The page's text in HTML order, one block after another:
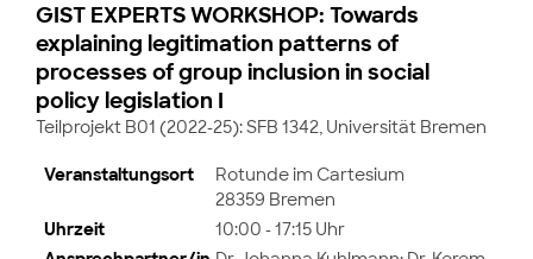
GIST EXPERTS WORKSHOP: Towards
explaining legitimation patterns of
processes of group inclusion in social
policy legislation I
Teilprojekt B01 (2022-25): SFB 1342, Universität Bremen
Veranstaltungsort
Rotunde im Cartesium
28359 Bremen
Uhrzeit
10:00 - 17:15 Uhr